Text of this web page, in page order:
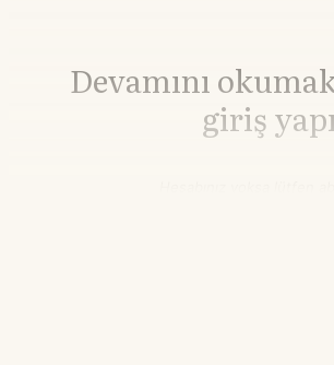
Devamını
giriş